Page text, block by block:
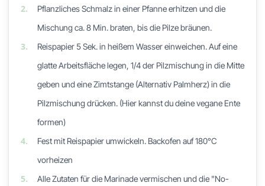
2.
Pflanzliches Schmalz in einer Pfanne erhitzen und die
Mischung ca. 8 Min. braten, bis die Pilze bräunen.
3.
Reispapier 5 Sek. in heißem Wasser einweichen. Auf eine
glatte Arbeitsfläche legen, 1/4 der Pilzmischung in die Mitte
geben und eine Zimtstange (Alternativ Palmherz) in die
Pilzmischung drücken. (Hier kannst du deine vegane Ente
formen)
4.
Fest mit Reispapier umwickeln. Backofen auf 180°C
vorheizen
5.
Alle Zutaten für die Marinade vermischen und die "No-